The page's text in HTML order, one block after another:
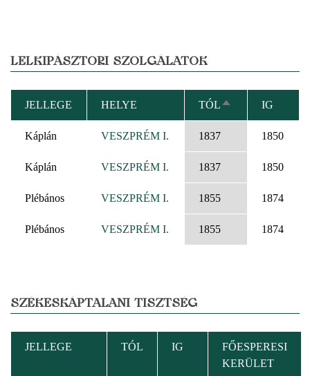
LELKIPÁSZTORI SZOLGÁLATOK
JELLEGE HELYE TÓLCSÖKKENŐ
RENDEZÉS
IG
Káplán VESZPRÉM I. 1837 1850
Káplán VESZPRÉM I. 1837 1850
Plébános VESZPRÉM I. 1855 1874
Plébános VESZPRÉM I. 1855 1874
SZÉKESKÁPTALANI TISZTSÉG
JELLEGE TÓL IG
FŐESPERESI
KERÜLET